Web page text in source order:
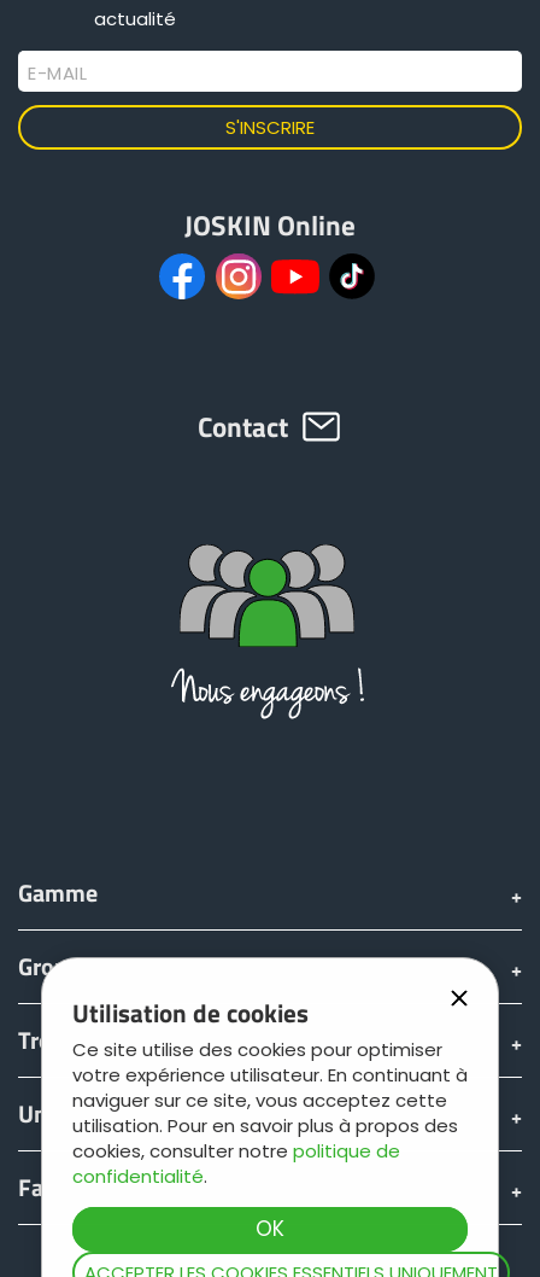
Utilisation de cookies
Ce site utilise des cookies pour optimiser
votre expérience utilisateur. En continuant à
naviguer sur ce site, vous acceptez cette
utilisation. Pour en savoir plus à propos des
cookies, consulter notre politique de
confidentialité.
中文
Português
Türk
العربية
actualité
E-MAIL
JOSKIN Online
Contact
Gamme
Groupe
Trouver & acheter
Univers JOSKIN
Fan shop
Teamviewer